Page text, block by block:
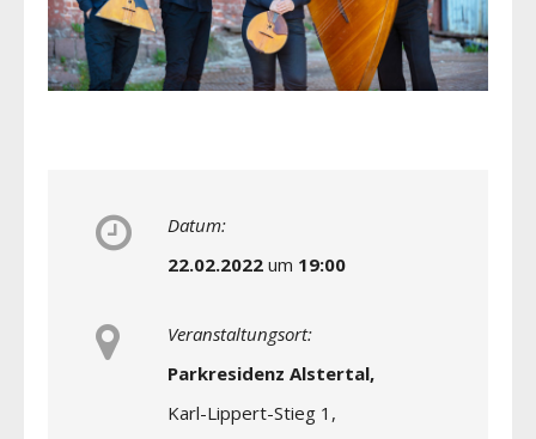
Datum:
22.02.2022 um 19:00
Veranstaltungsort:
Parkresidenz Alstertal,
Karl-Lippert-Stieg 1,